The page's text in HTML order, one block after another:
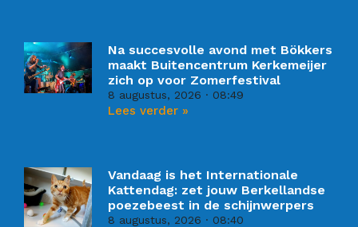
Na succesvolle avond met Bökkers
maakt Buitencentrum Kerkemeijer
zich op voor Zomerfestival
8 augustus, 2026 08:49
Lees verder »
Vandaag is het Internationale
Kattendag: zet jouw Berkellandse
poezebeest in de schijnwerpers
8 augustus, 2026 08:40